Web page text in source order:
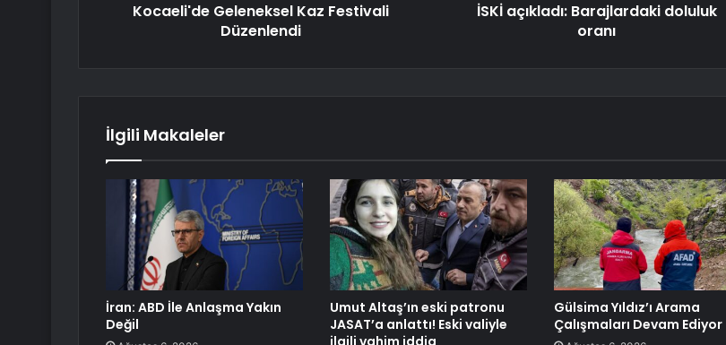
Kocaeli'de Geleneksel Kaz Festivali
Düzenlendi
İSKİ açıkladı: Barajlardaki doluluk
oranı
İlgili Makaleler
İran: ABD İle Anlaşma Yakın
Değil
Umut Altaş’ın eski patronu
JASAT’a anlattı! Eski valiyle
Gülsima Yıldız’ı Arama
Çalışmaları Devam Ediyor